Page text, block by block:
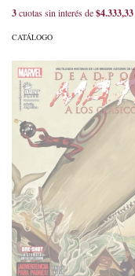
3cuotas sin interés de$4.333,33
CATÁLOGO